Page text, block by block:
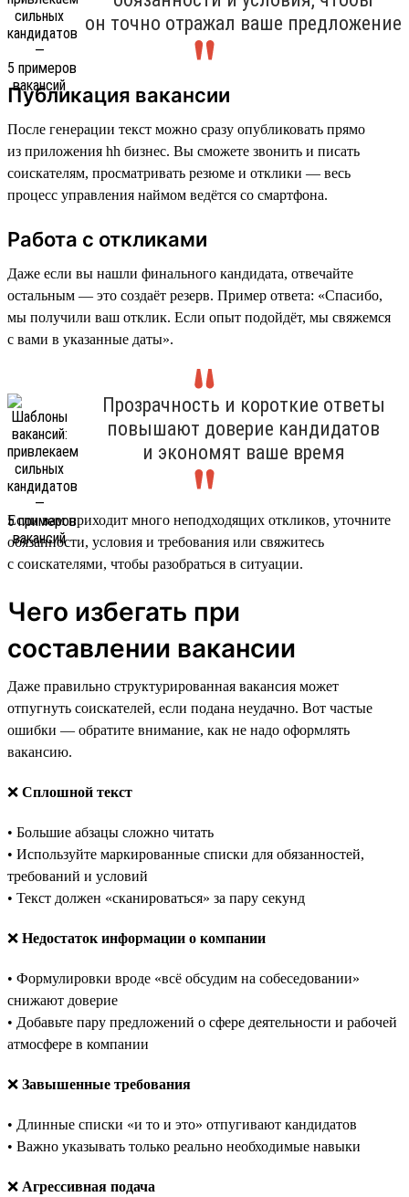
он точно отражал ваше предложение
Публикация вакансии
После генерации текст можно сразу опубликовать прямо
из приложения hh бизнес. Вы сможете звонить и писать
соискателям, просматривать резюме и отклики — весь
процесс управления наймом ведётся со смартфона.
Работа с откликами
Даже если вы нашли финального кандидата, отвечайте
остальным — это создаёт резерв. Пример ответа: «Спасибо,
мы получили ваш отклик. Если опыт подойдёт, мы свяжемся
с вами в указанные даты».
Прозрачность и короткие ответы
повышают доверие кандидатов
и экономят ваше время
Если вам приходит много неподходящих откликов, уточните
обязанности, условия и требования или свяжитесь
с соискателями, чтобы разобраться в ситуации.
Чего избегать при
составлении вакансии
Даже правильно структурированная вакансия может
отпугнуть соискателей, если подана неудачно. Вот частые
ошибки — обратите внимание, как не надо оформлять
вакансию.
❌ Сплошной текст
• Большие абзацы сложно читать
• Используйте маркированные списки для обязанностей,
требований и условий
• Текст должен «сканироваться» за пару секунд
❌ Недостаток информации о компании
• Формулировки вроде «всё обсудим на собеседовании»
снижают доверие
• Добавьте пару предложений о сфере деятельности и рабочей
атмосфере в компании
❌ Завышенные требования
• Длинные списки «и то и это» отпугивают кандидатов
• Важно указывать только реально необходимые навыки
❌ Агрессивная подача